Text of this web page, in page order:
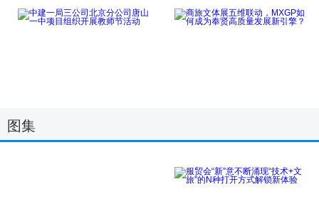
罗永浩吐槽某餐厅预制
菜引热议，现存预
北京多地遇冰雹天气
“京东服务+”即
图集